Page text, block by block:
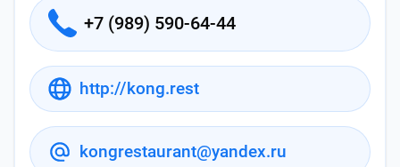
+7 (989) 590-64-44
http://kong.rest
kongrestaurant@yandex.ru